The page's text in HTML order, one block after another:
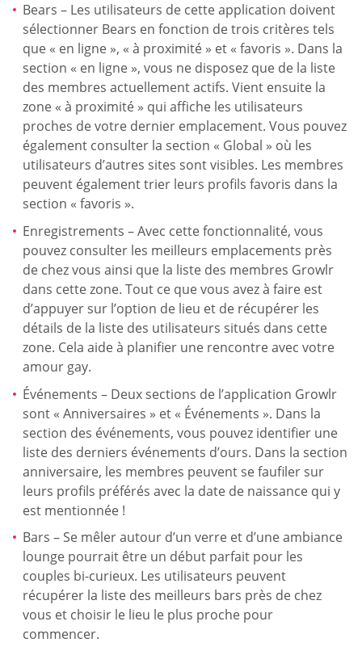
Bears – Les utilisateurs de cette application doivent
sélectionner Bears en fonction de trois critères tels
que « en ligne », « à proximité » et « favoris ». Dans la
section « en ligne », vous ne disposez que de la liste
des membres actuellement actifs. Vient ensuite la
zone « à proximité » qui affiche les utilisateurs
proches de votre dernier emplacement. Vous pouvez
également consulter la section « Global » où les
utilisateurs d’autres sites sont visibles. Les membres
peuvent également trier leurs profils favoris dans la
section « favoris ».
Enregistrements – Avec cette fonctionnalité, vous
pouvez consulter les meilleurs emplacements près
de chez vous ainsi que la liste des membres Growlr
dans cette zone. Tout ce que vous avez à faire est
d’appuyer sur l’option de lieu et de récupérer les
détails de la liste des utilisateurs situés dans cette
zone. Cela aide à planifier une rencontre avec votre
amour gay.
Événements – Deux sections de l’application Growlr
sont « Anniversaires » et « Événements ». Dans la
section des événements, vous pouvez identifier une
liste des derniers événements d’ours. Dans la section
anniversaire, les membres peuvent se faufiler sur
leurs profils préférés avec la date de naissance qui y
est mentionnée !
Bars – Se mêler autour d’un verre et d’une ambiance
lounge pourrait être un début parfait pour les
couples bi-curieux. Les utilisateurs peuvent
récupérer la liste des meilleurs bars près de chez
vous et choisir le lieu le plus proche pour
commencer.